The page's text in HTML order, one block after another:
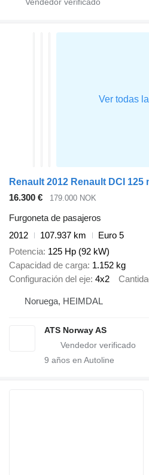
16.300 € 179.000 NOK
Furgoneta de pasajeros
2012
107.937 km
Euro 5
Potencia 125 Hp (92 kW)
Capacidad de carga 1.152 kg
Configuración del eje 4x2
Noruega, HEIMDAL
ATS Norway AS
9 años en Autoline